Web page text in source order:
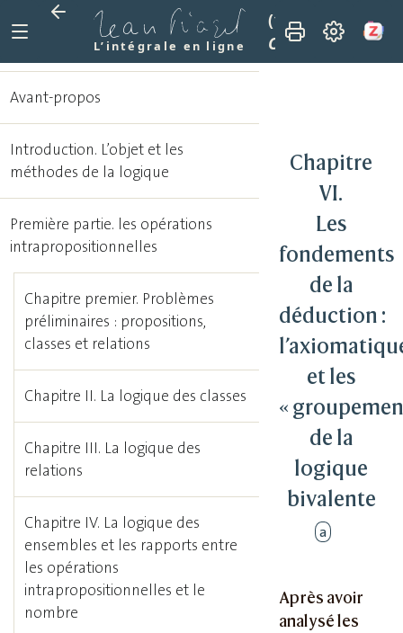
L’intégrale en ligne
(1949)
Traité de
Chapitre VI. Les
Chapitre
VI.
Les
fondements
de la
déduction :
et les
«
de la
logique
bivalente
a
Après avoir
analysé les
Avant-propos
Introduction. L’objet et les
méthodes de la logique
Première partie. les opérations
intrapropositionnelles
Chapitre premier. Problèmes
préliminaires : propositions,
classes et relations
Chapitre II. La logique des classes
Chapitre III. La logique des
relations
Chapitre IV. La logique des
ensembles et les rapports entre
les opérations
intrapropositionnelles et le
nombre